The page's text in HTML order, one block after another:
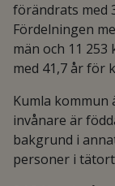
förändrats med
Fördelningen
män och 11
med 41,7 år för
Kumla kommun
invånare är
bakgrund i
personer i